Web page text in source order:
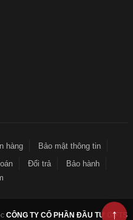
hàng
Bảo mật thông tin
Đổi trả
Bảo hành
CÔNG TY CỔ PHẦN ĐẦU TƯ GIFTS